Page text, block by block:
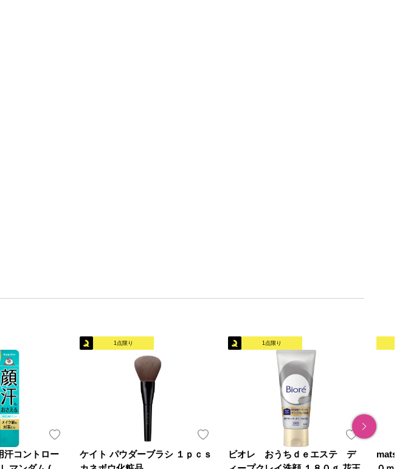
汗コントロー
1点限り
ケイト パウダーブラシ １ｐｃｓ
1点限り
ビオレ おうちｄｅエステ デ